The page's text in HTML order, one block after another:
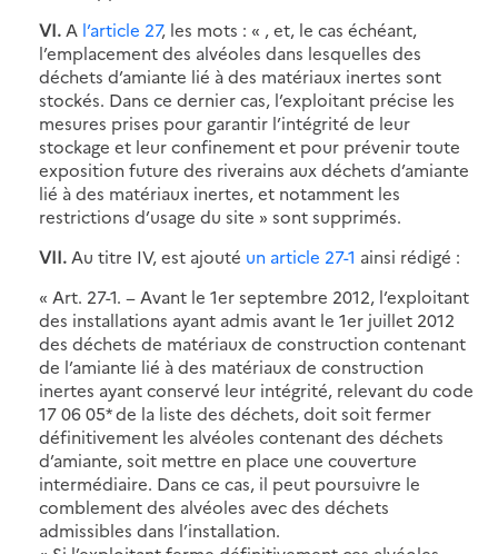
VI. A l’article 27, les mots : « , et, le cas échéant,
l’emplacement des alvéoles dans lesquelles des
déchets d’amiante lié à des matériaux inertes sont
stockés. Dans ce dernier cas, l’exploitant précise les
mesures prises pour garantir l’intégrité de leur
stockage et leur confinement et pour prévenir toute
exposition future des riverains aux déchets d’amiante
lié à des matériaux inertes, et notamment les
restrictions d’usage du site » sont supprimés.
VII. Au titre IV, est ajouté un article 27-1 ainsi rédigé :
« Art. 27-1. − Avant le 1er septembre 2012, l’exploitant
des installations ayant admis avant le 1er juillet 2012
des déchets de matériaux de construction contenant
de l’amiante lié à des matériaux de construction
inertes ayant conservé leur intégrité, relevant du code
17 06 05* de la liste des déchets, doit soit fermer
définitivement les alvéoles contenant des déchets
d’amiante, soit mettre en place une couverture
intermédiaire. Dans ce cas, il peut poursuivre le
comblement des alvéoles avec des déchets
admissibles dans l’installation.